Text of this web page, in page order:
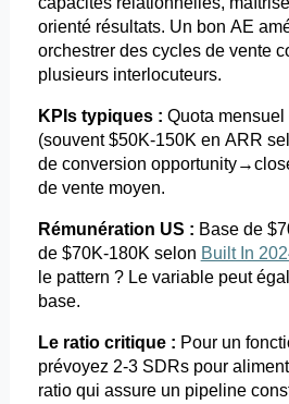
orienté résultats. Un bon AE
orchestrer des cycles de vente
plusieurs interlocuteurs.
KPIs typiques : Quota mensuel
(souvent $50K-150K en ARR
de conversion
de vente moyen.
Rémunération US : Base de
de $70K-180K selon Built In
le pattern ? Le variablepeut
base.
Le ratio critique : Pour un
prévoyez 2-3 SDRspour
ratio qui assure un pipeline